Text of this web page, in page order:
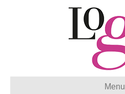
Menu